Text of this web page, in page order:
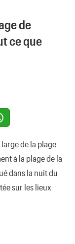
de
ce que
de la plage
à la plage de la
dans la nuit du
sur les lieux